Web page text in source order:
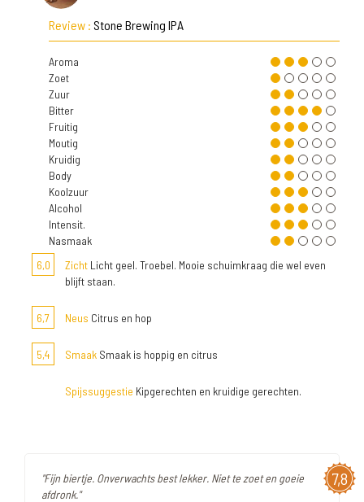
Review : Stone Brewing IPA
Aroma
Zoet
Zuur
Bitter
Fruitig
Moutig
Kruidig
Body
Koolzuur
Alcohol
Intensit.
Nasmaak
6,0
Zicht Licht geel. Troebel. Mooie schuimkraag die wel even
blijft staan.
6,7 Neus Citrus en hop
5,4 Smaak Smaak is hoppig en citrus
Spijssuggestie Kipgerechten en kruidige gerechten.
7,8
"Fijn biertje. Onverwachts best lekker. Niet te zoet en goeie
afdronk."